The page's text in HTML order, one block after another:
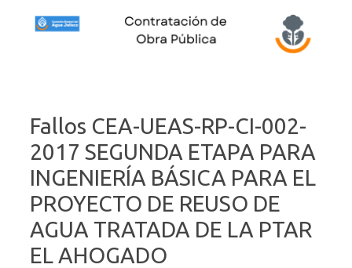
Fallos CEA-UEAS-RP-CI-002-
2017 SEGUNDA ETAPA PARA
INGENIERÍA BÁSICA PARA EL
PROYECTO DE REUSO DE
AGUA TRATADA DE LA PTAR
EL AHOGADO